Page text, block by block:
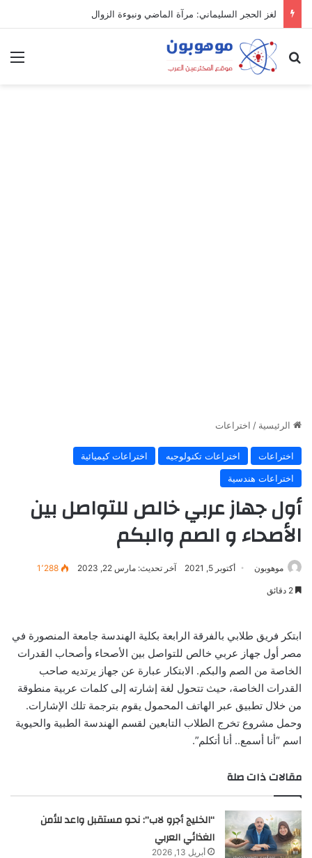
لغز الحجر السليماني: مرآة الماضي ونبوءة الزوال
بحث عن
الرئيسية / اختراعات
اختراعات اختراعات تكنولوجيه
اختراعات كيميائية
اختراعات هندسية
أول جهاز عربي خالص للتواصل بين
الأصحاء و الصم والبكم
موهوبون أكتوبر 5, 2021 آخر تحديث: مارس 22, 2023 1٬288
ابتكر فريق طلابي بالفرقة الرابعة بكلية الهندسة جامعة المنصورة في
مصر أول جهاز عربي خالص للتواصل بين الأصحاء وأصحاب القدرات
الخاصة من الصم والبكم. الابتكار عبارة عن جهاز يرتديه صاحب
القدرات الخاصة، حيث تتحول لغة إشارته إلى كلمات عربية منطوقة
من خلال تطبيق عبر الهاتف المحمول يقوم بترجمة تلك الإشارات.
وحمل مشروع تخرج الطلاب التابعين لقسم الهندسة الطبية والحيوية
اسم “أنا أسمع.. أنا أتكلم”.
مقالات ذات صلة
“الخليج أجرو لاب”: نحو مستقبل واعد للأمن
الغذائي العربي
أبريل 13, 2026